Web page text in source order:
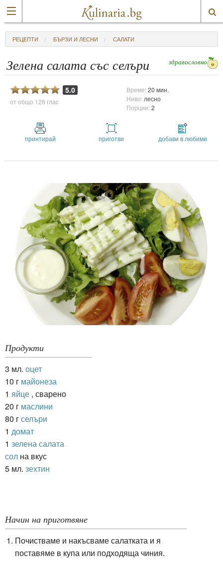
РЕЦЕПТИ БЪРЗИ И ЛЕСНИ САЛАТИ
Зелена салата със селъри здравословно
5.0
от общо 126 глас
Време:20 мин.
Ниво: лесно
Порции:2
принтирай приготви добави в любими
Продукти
3 мл. оцет
10 г майонеза
1 яйце , сварено
20 г маслини
80 гселъри
1 домат
1 зелена салата
сол на вкус
5 мл. зехтин
Начин на приготвяне
Почистваме и накъсваме салатката и я
поставяме в купа или подходяща чиния.